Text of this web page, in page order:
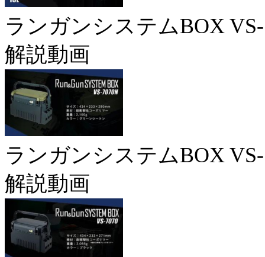
ランガンシステムBOX
解説動画
ランガンシステムBOX
解説動画